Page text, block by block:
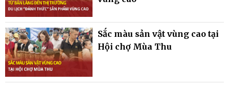
Sắc màu sản vật vùng cao tại
Hội chợ Mùa Thu